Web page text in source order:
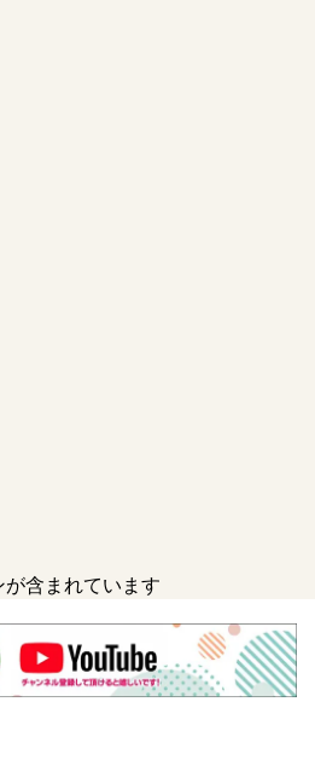
含まれています